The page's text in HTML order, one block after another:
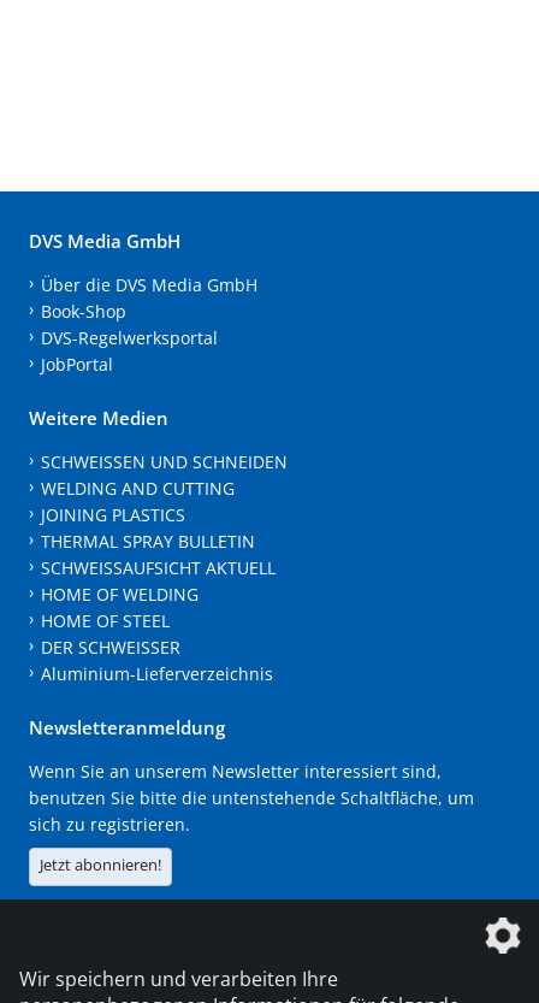
DVS Media GmbH
Über die DVS Media GmbH
Book-Shop
DVS-Regelwerksportal
JobPortal
Weitere Medien
SCHWEISSEN UND SCHNEIDEN
WELDING AND CUTTING
JOINING PLASTICS
THERMAL SPRAY BULLETIN
SCHWEISSAUFSICHT AKTUELL
HOME OF WELDING
HOME OF STEEL
DER SCHWEISSER
Aluminium-Lieferverzeichnis
Newsletteranmeldung
Wenn Sie an unserem Newsletter interessiert sind,
benutzen Sie bitte die untenstehende Schaltfläche, um
sich zu registrieren.
Jetzt abonnieren!
Die DVS Media GmbH ist ein Unternehmen der
Wir speichern und verarbeiten Ihre